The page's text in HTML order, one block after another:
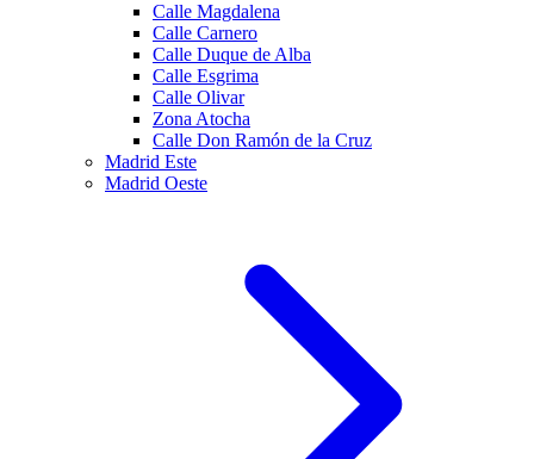
Calle Magdalena
Calle Carnero
Calle Duque de Alba
Calle Esgrima
Calle Olivar
Zona Atocha
Calle Don Ramón de la Cruz
Madrid Este
Madrid Oeste